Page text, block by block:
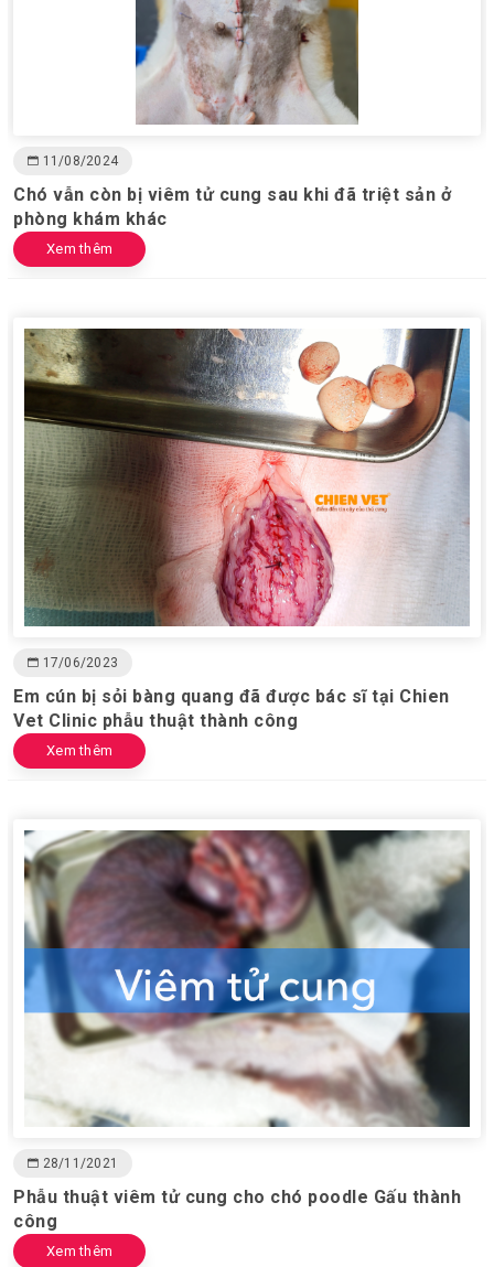
11/08/2024
Chó vẫn còn bị viêm tử cung sau khi đã triệt sản ở
phòng khám khác
Xem thêm
17/06/2023
Em cún bị sỏi bàng quang đã được bác sĩ tại Chien
Vet Clinic phẫu thuật thành công
Xem thêm
28/11/2021
Phẫu thuật viêm tử cung cho chó poodle Gấu thành
công
Xem thêm